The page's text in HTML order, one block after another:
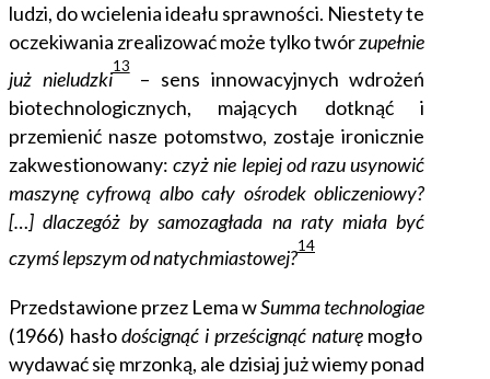
ludzi, do wcielenia ideału sprawności. Niestety te
oczekiwania zrealizować może tylko twórzupełnie
już nieludzki
13
– sens innowacyjnych wdrożeń
biotechnologicznych, mających dotknąć i
przemienić nasze potomstwo, zostaje ironicznie
zakwestionowany:czyż nie lepiej od razu usynowić
maszynę cyfrową albo cały ośrodek obliczeniowy?
[…] dlaczegóż by samozagłada na raty miała być
czymś lepszym od natychmiastowej?
14
Przedstawione przez Lema wSumma technologiae
(1966) hasłodoścignąć i prześcignąć naturęmogło
wydawać się mrzonką, ale dzisiaj już wiemy ponad